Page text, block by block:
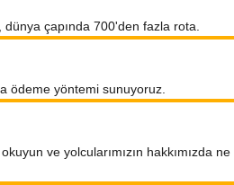
çapında 700'den fazla rota.
ödeme yöntemi sunuyoruz.
okuyun ve yolcularımızın hakkımızda ne